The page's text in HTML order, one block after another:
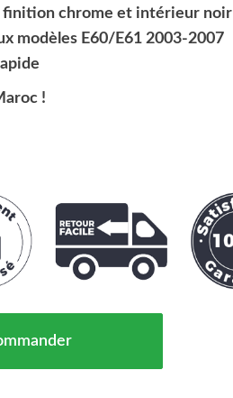
finition chrome et intérieur noir
modèles E60/E61 2003-2007
!